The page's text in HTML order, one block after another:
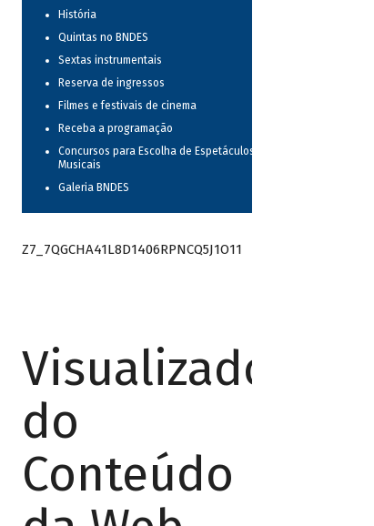
História
Quintas no BNDES
Sextas instrumentais
Reserva de ingressos
Filmes e festivais de cinema
Receba a programação
Concursos para Escolha de Espetáculos
Musicais
Galeria BNDES
Z7_7QGCHA41L8D1406RPNCQ5J1O11
Visualizador
do
Conteúdo